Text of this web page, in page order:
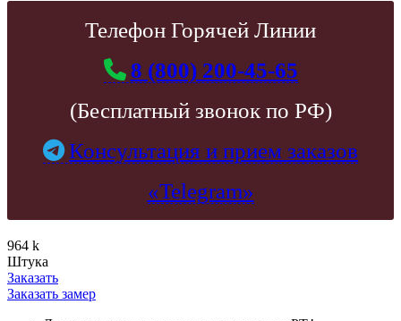
Телефон Горячей Линии
8 (800) 200-45-65
(Бесплатный звонок по РФ)
Консультация и прием заказов
«Telegram»
964 k
Штука
Заказать
Заказать замер